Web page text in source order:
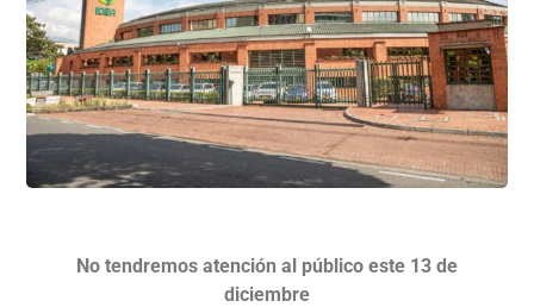
No tendremos atención al público este 13 de
diciembre